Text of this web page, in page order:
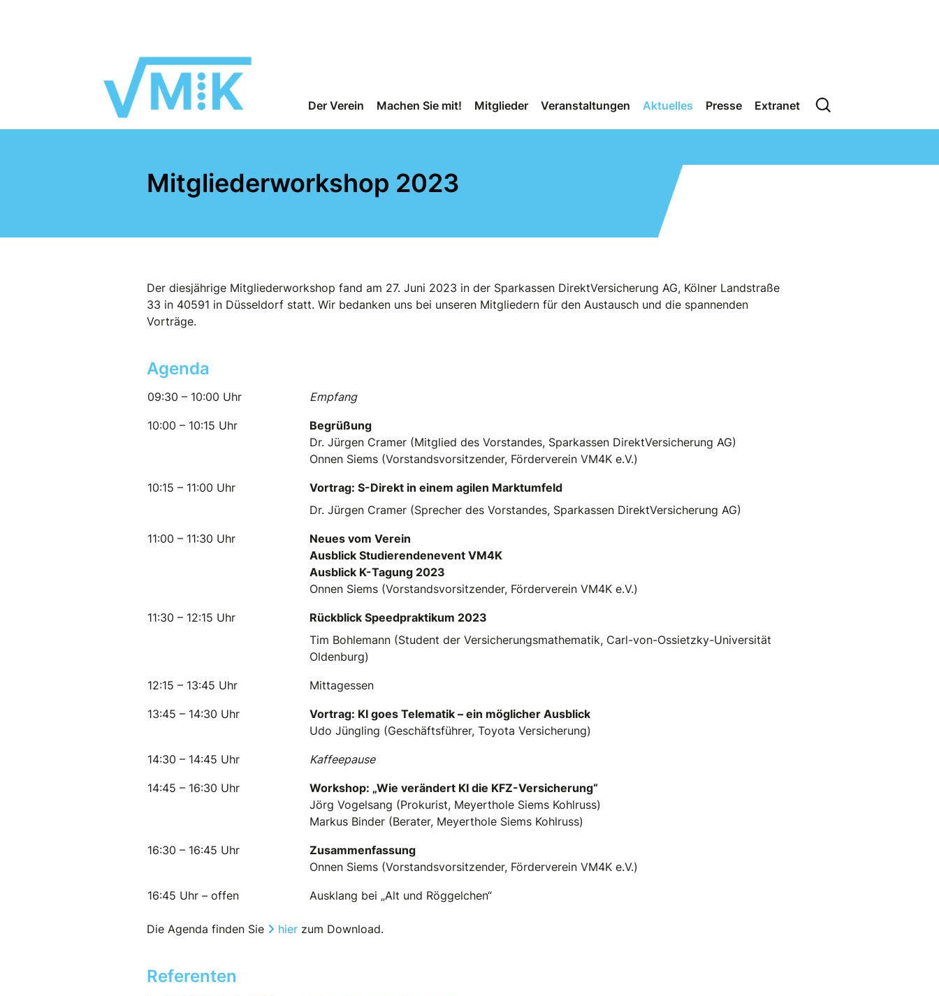
Der Verein Machen Sie mit! Mitglieder Veranstaltungen Aktuelles Presse Extranet
Mitgliederworkshop 2023
Der diesjährige Mitgliederworkshop fand am 27. Juni 2023 in der Sparkassen DirektVersicherung AG, Kölner Landstraße
33 in 40591 in Düsseldorf statt. Wir bedanken uns bei unseren Mitgliedern für den Austausch und die spannenden
Vorträge.
Agenda
09:30 – 10:00 Uhr Empfang
10:00 – 10:15 Uhr
Begrüßung
Dr. Jürgen Cramer (Mitglied des Vorstandes, Sparkassen DirektVersicherung AG)
Onnen Siems (Vorstandsvorsitzender, Förderverein VM4K e.V.)
10:15 – 11:00 Uhr Vortrag: S-Direkt in einem agilen Marktumfeld
Dr. Jürgen Cramer (Sprecher des Vorstandes, Sparkassen DirektVersicherung AG)
11:00 – 11:30 Uhr
Neues vom Verein
Ausblick Studierendenevent VM4K
Ausblick K-Tagung 2023
Onnen Siems (Vorstandsvorsitzender, Förderverein VM4K e.V.)
11:30 – 12:15 Uhr
Rückblick Speedpraktikum 2023
Tim Bohlemann (Student der Versicherungsmathematik, Carl-von-Ossietzky-Universität
Oldenburg)
12:15 – 13:45 Uhr Mittagessen
13:45 – 14:30 Uhr
Vortrag: KI goes Telematik – ein möglicher Ausblick
Udo Jüngling (Geschäftsführer, Toyota Versicherung)
14:30 – 14:45 Uhr Kaffeepause
14:45 – 16:30 Uhr
Workshop: „Wie verändert KI die KFZ-Versicherung“
Jörg Vogelsang (Prokurist, Meyerthole Siems Kohlruss)
Markus Binder (Berater, Meyerthole Siems Kohlruss)
16:30 – 16:45 Uhr
Zusammenfassung
Onnen Siems (Vorstandsvorsitzender, Förderverein VM4K e.V.)
16:45 Uhr – offen Ausklang bei „Alt und Röggelchen“
Die Agenda finden Sie hierzum Download.
Referenten